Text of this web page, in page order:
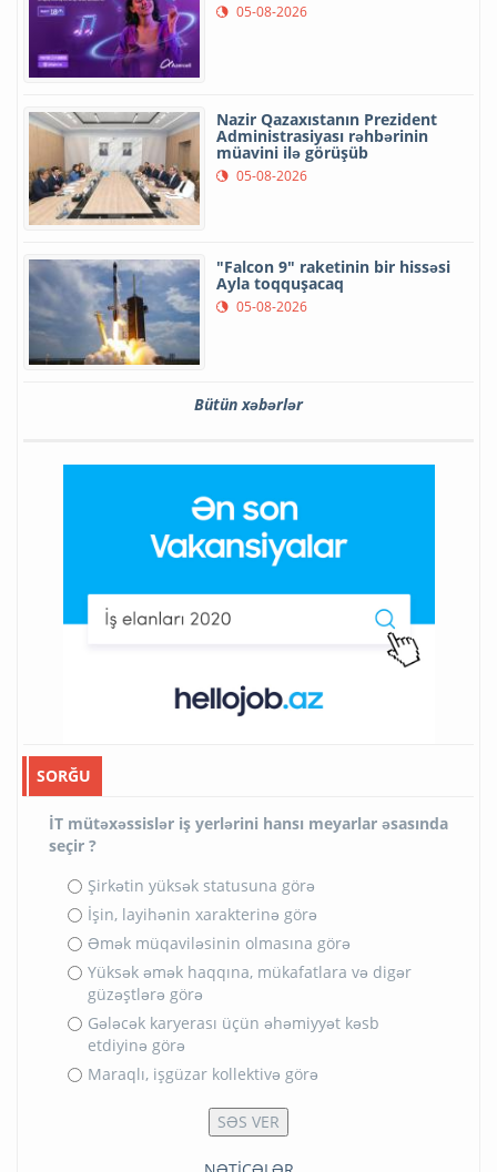
05-08-2026
Nazir Qazaxıstanın Prezident
Administrasiyası rəhbərinin
müavini ilə görüşüb
05-08-2026
"Falcon 9" raketinin bir hissəsi
Ayla toqquşacaq
05-08-2026
Bütün xəbərlər
SORĞU
İT mütəxəssislər iş yerlərini hansı meyarlar əsasında
seçir ?
Şirkətin yüksək statusuna görə
İşin, layihənin xarakterinə görə
Əmək müqaviləsinin olmasına görə
Yüksək əmək haqqına, mükafatlara və digər
güzəştlərə görə
Gələcək karyerası üçün əhəmiyyət kəsb
etdiyinə görə
Maraqlı, işgüzar kollektivə görə